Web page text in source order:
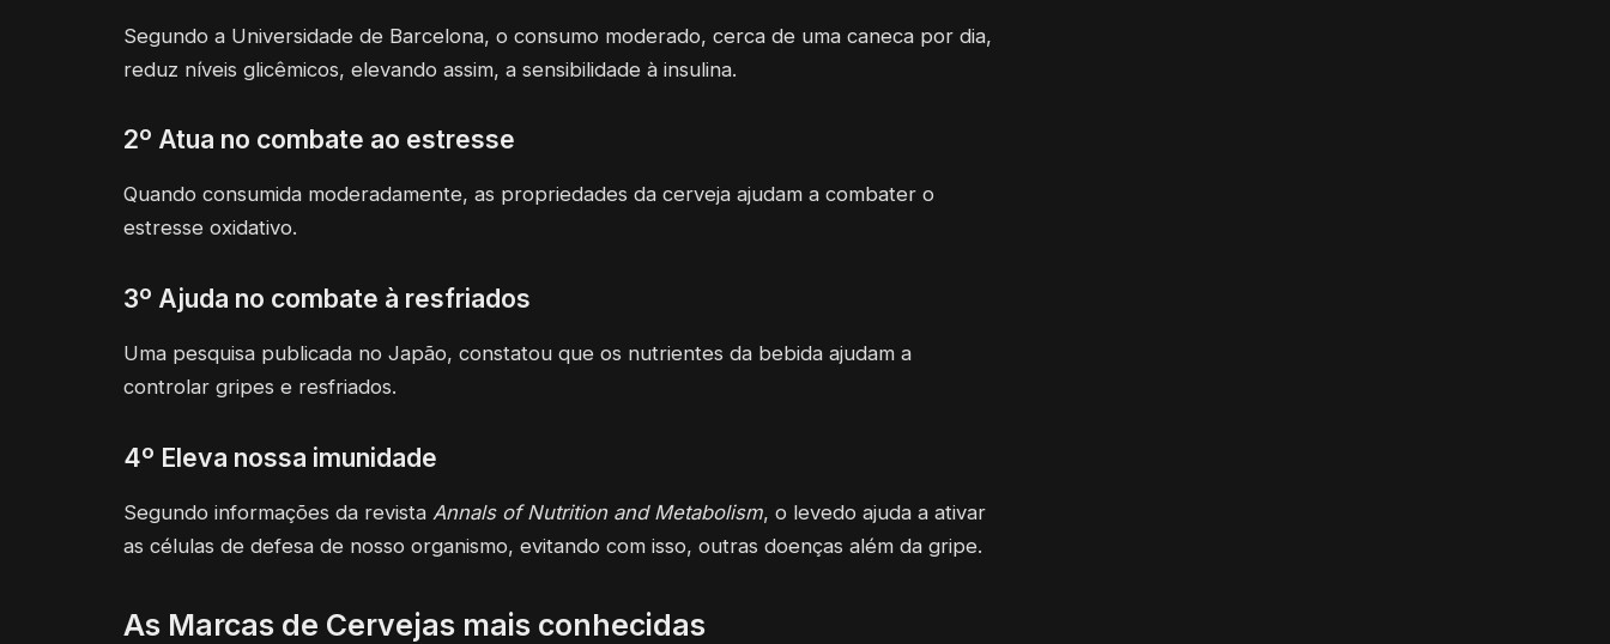
Segundo a Universidade de Barcelona, o consumo moderado, cerca de uma caneca por dia,
reduz níveis glicêmicos, elevando assim, a sensibilidade à insulina.
2º Atua no combate ao estresse
Quando consumida moderadamente, as propriedades da cerveja ajudam a combater o
estresse oxidativo.
3º Ajuda no combate à resfriados
Uma pesquisa publicada no Japão, constatou que os nutrientes da bebida ajudam a
controlar gripes e resfriados.
4º Eleva nossa imunidade
Segundo informações da revista Annals of Nutrition and Metabolism, o levedo ajuda a ativar
as células de defesa de nosso organismo, evitando com isso, outras doenças além da gripe.
As Marcas de Cervejas mais conhecidas